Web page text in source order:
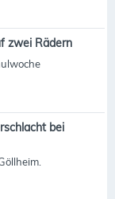
zwei Rädern
bei